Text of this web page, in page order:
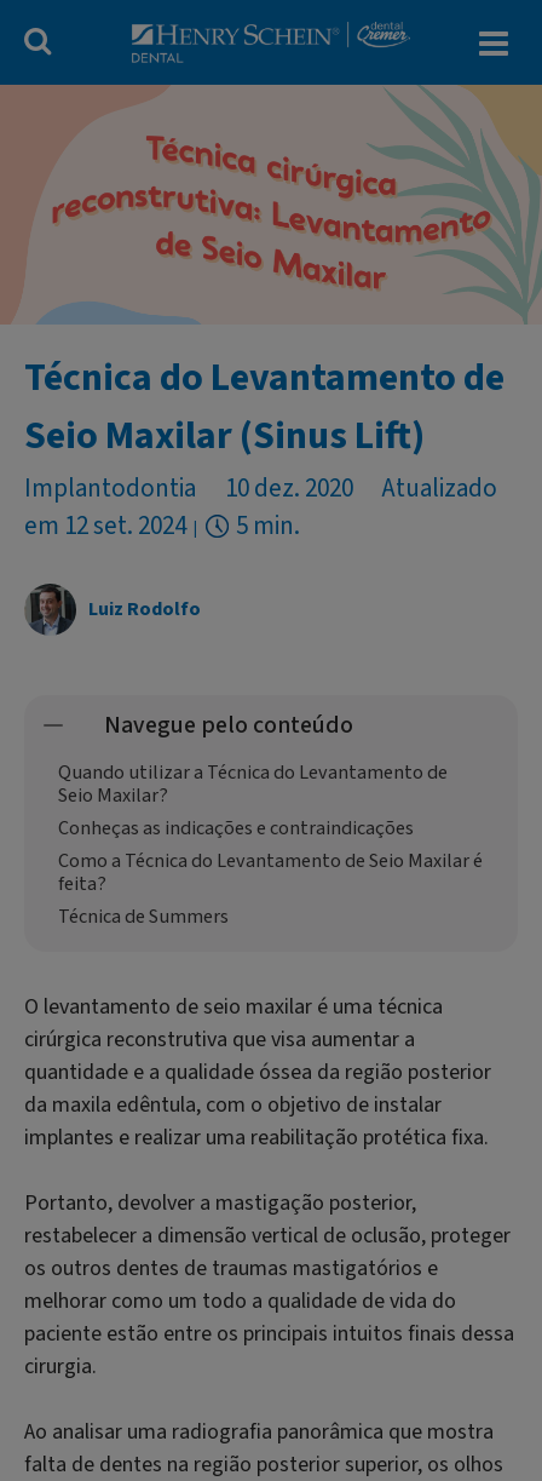
Técnica do Levantamento de
Seio Maxilar (Sinus Lift)
Implantodontia 10 dez. 2020
Atualizado
em 12 set. 2024
5 min.
Luiz Rodolfo
Navegue pelo conteúdo
Quando utilizar a Técnica do Levantamento de
Seio Maxilar?
Conheças as indicações e contraindicações
Como a Técnica do Levantamento de Seio Maxilar é
feita?
Técnica de Summers
O levantamento de seio maxilar é uma técnica
cirúrgica reconstrutiva que visa aumentar a
quantidade e a qualidade óssea da região posterior
da maxila edêntula, com o objetivo de instalar
implantes e realizar uma reabilitação protética fixa.
Portanto, devolver a mastigação posterior,
restabelecer a dimensão vertical de oclusão, proteger
os outros dentes de traumas mastigatórios e
melhorar como um todo a qualidade de vida do
paciente estão entre os principais intuitos finais dessa
cirurgia.
Ao analisar uma radiografia panorâmica que mostra
falta de dentes na região posterior superior, os olhos